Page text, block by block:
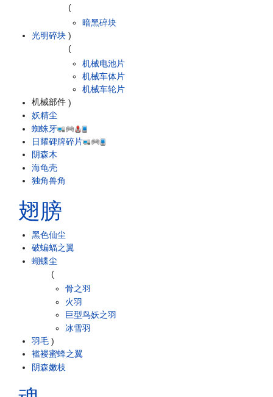
光明碎块
(
暗黑碎块
)
机械部件
(
机械电池片
机械车体片
机械车轮片
)
妖精尘
蜘蛛牙
日耀碑牌碎片
阴森木
海龟壳
独角兽角
翅膀
黑色仙尘
破蝙蝠之翼
蝴蝶尘
羽毛
(
骨之羽
火羽
巨型鸟妖之羽
冰雪羽
)
褴褛蜜蜂之翼
阴森嫩枝